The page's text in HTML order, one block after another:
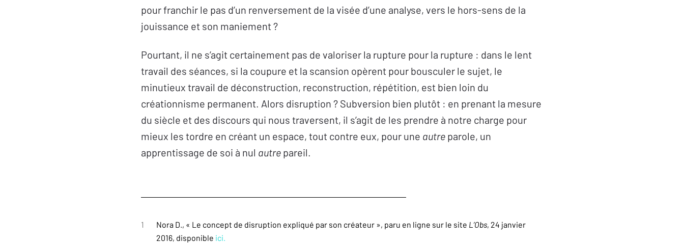
pour franchir le pas d’un renversement de la visée d’une analyse, vers le hors-sens de la
jouissance et son maniement ?
Pourtant, il ne s’agit certainement pas de valoriser la rupture pour la rupture : dans le lent
travail des séances, si la coupure et la scansion opèrent pour bousculer le sujet, le
minutieux travail de déconstruction, reconstruction, répétition, est bien loin du
créationnisme permanent. Alors disruption ? Subversion bien plutôt : en prenant la mesure
du siècle et des discours qui nous traversent, il s’agit de les prendre à notre charge pour
mieux les tordre en créant un espace, tout contre eux, pour une autre parole, un
apprentissage de soi à nul autre pareil.
1 Nora D., « Le concept de disruption expliqué par son créateur », paru en ligne sur le site L’Obs, 24 janvier
2016, disponible ici.